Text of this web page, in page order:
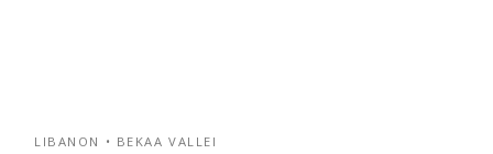
LIBANON • BEKAA VALLEI